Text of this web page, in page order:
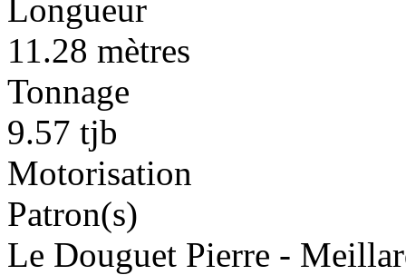
Longueur
11.28 mètres
Tonnage
9.57 tjb
Motorisation
Patron(s)
Le Douguet Pierre -